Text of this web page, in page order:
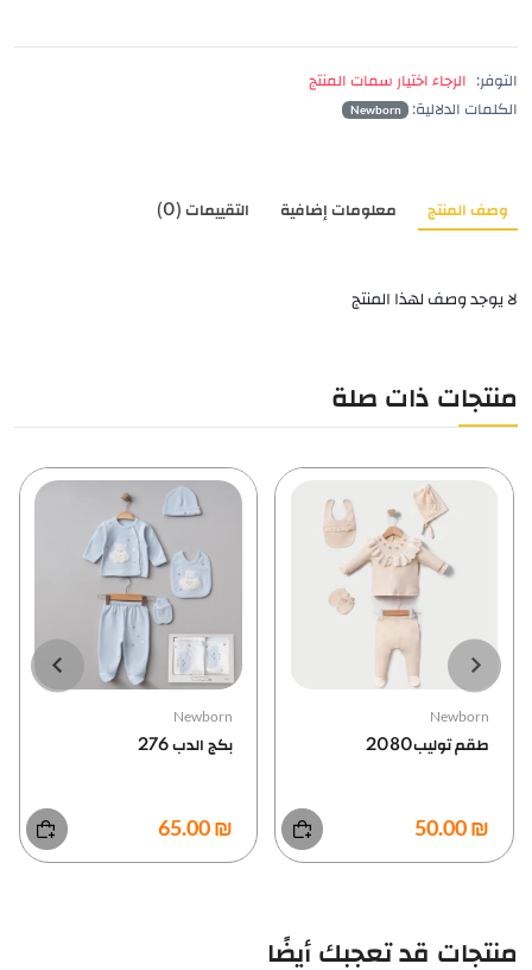
التوفر:
الرجاء اختيار سمات المنتج
الكلمات الدلالية:
Newborn
وصف المنتج معلومات إضافية التقييمات (0)
لا يوجد وصف لهذا المنتج
منتجات ذات صلة
Newborn
بكج الدب 276
₪ 65.00
Newborn
بكج 5قطع 4030
₪ 80.00
منتجات قد تعجبك أيضًا